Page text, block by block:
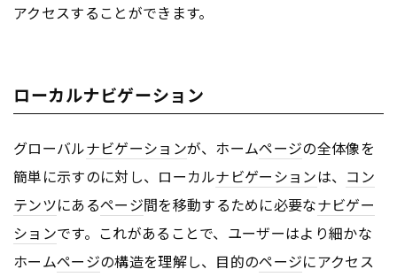
アクセスすることができます。
ローカルナビゲーション
グローバルナビゲーションが、ホームページの全体像を
簡単に示すのに対し、ローカルナビゲーションは、 コン
テンツにあるページ間を移動するために必要なナビゲー
ションです。これがあることで、ユーザーはより細かな
ホームページの構造を理解し、目的のページにアクセス